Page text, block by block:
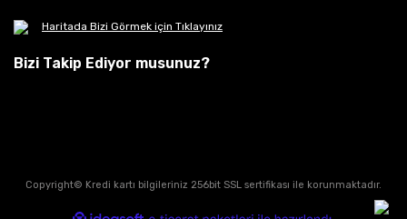
Haritada Bizi Görmek için Tıklayınız
Bizi Takip Ediyor musunuz?
Copyright© Kredi kartı bilgileriniz 256bit SSL sertifikası ile korunmaktadır.